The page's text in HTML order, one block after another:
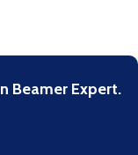
Beamer Expert.